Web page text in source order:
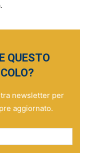
QUESTO
newsletter per
aggiornato.